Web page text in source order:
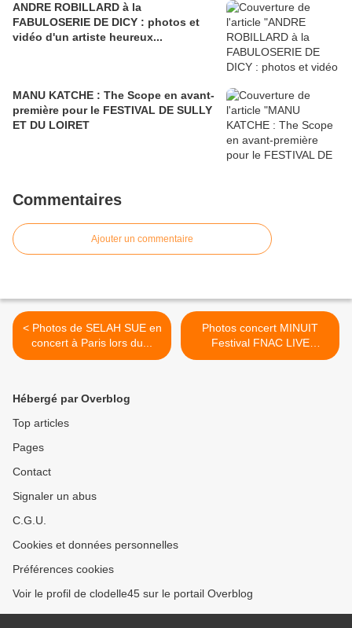
ANDRE ROBILLARD à la
FABULOSERIE DE DICY : photos et
vidéo d'un artiste heureux...
MANU KATCHE : The Scope en avant-
première pour le FESTIVAL DE SULLY
ET DU LOIRET
Commentaires
Ajouter un commentaire
< Photos de SELAH SUE en
concert à Paris lors du...
Photos concert MINUIT
Festival FNAC LIVE
Simone... >
Hébergé par Overblog
Top articles
Pages
Contact
Signaler un abus
C.G.U.
Cookies et données personnelles
Préférences cookies
Voir le profil de clodelle45 sur le portail Overblog